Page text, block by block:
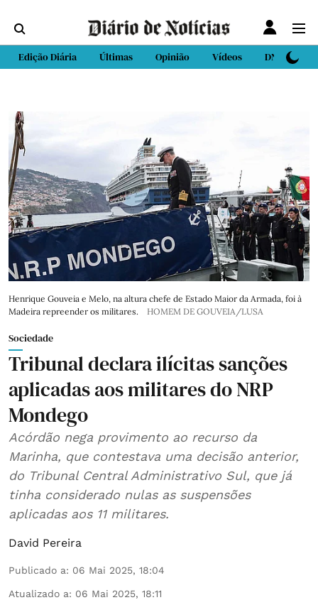
Edição Diária Últimas Opinião Vídeos DN Sport
Henrique Gouveia e Melo, na altura chefe de Estado Maior da Armada, foi à
Madeira repreender os militares.
HOMEM DE GOUVEIA/LUSA
Sociedade
Tribunal declara ilícitas sanções
aplicadas aos militares do NRP
Mondego
Acórdão nega provimento ao recurso da
Marinha, que contestava uma decisão anterior,
do Tribunal Central Administrativo Sul, que já
tinha considerado nulas as suspensões
aplicadas aos 11 militares.
David Pereira
Publicado a: 06 Mai 2025, 18:04
Atualizado a: 06 Mai 2025, 18:11